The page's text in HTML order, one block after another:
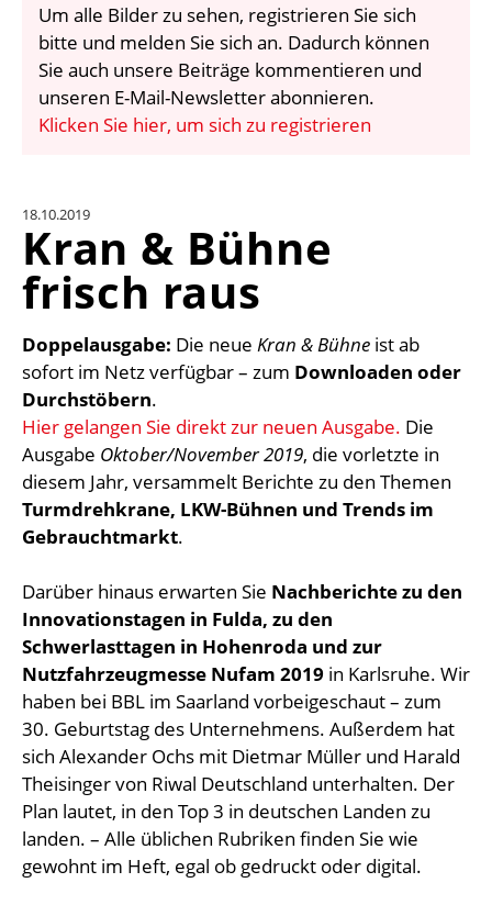
VIDEOS
BIBLIOTHEK
KRAN & BÜHNE
EINHEITENKONVERTER
KONTAKT
Um alle Bilder zu sehen, registrieren Sie sich
bitte und melden Sie sich an. Dadurch können
Sie auch unsere Beiträge kommentieren und
unseren E-Mail-Newsletter abonnieren.
Klicken Sie hier, um sich zu registrieren
18.10.2019
Kran & Bühne
frisch raus
Doppelausgabe: Die neue Kran & Bühne ist ab
sofort im Netz verfügbar – zum Downloaden oder
Durchstöbern.
Hier gelangen Sie direkt zur neuen Ausgabe. Die
Ausgabe Oktober/November 2019, die vorletzte in
diesem Jahr, versammelt Berichte zu den Themen
Turmdrehkrane, LKW-Bühnen und Trends im
Gebrauchtmarkt.
Darüber hinaus erwarten Sie Nachberichte zu den
Innovationstagen in Fulda, zu den
Schwerlasttagen in Hohenroda und zur
Nutzfahrzeugmesse Nufam 2019 in Karlsruhe. Wir
haben bei BBL im Saarland vorbeigeschaut – zum
30. Geburtstag des Unternehmens. Außerdem hat
sich Alexander Ochs mit Dietmar Müller und Harald
Theisinger von Riwal Deutschland unterhalten. Der
Plan lautet, in den Top 3 in deutschen Landen zu
landen. – Alle üblichen Rubriken finden Sie wie
gewohnt im Heft, egal ob gedruckt oder digital.